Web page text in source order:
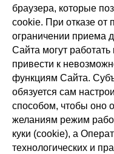
браузера, которые
cookie. При отказе от
ограничении приема
Сайта могут
привести к
функциям Сайта.
обязуется сам
способом, чтобы оно
желаниям режим
куки (cookie), а
технологических и